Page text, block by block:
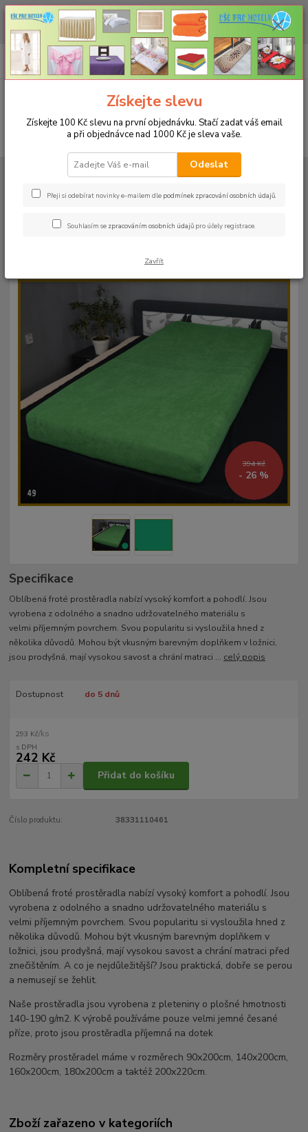
CHCETE NAKOUPIT VĚTŠÍ MNOŽSTVÍ NAŠICH PRODUKTŮ ZA LEPŠÍ
CENU? Klikněte ZDE
CZK
+420 773 794 023
Pondělí-pátek 9-16 hodin
0ks
za0 Kč
PROSTĚRADLA
Froté prostěradla s gumou - 190g/m2 - 45 barev
zelená brčál
Froté prostěradlo 90x200cm -
394 Kč
- 26 %
Specifikace
Oblíbená froté prostěradla nabízí vysoký komfort a pohodlí. Jsou
vyrobena z odolného a snadno udržovatelného materiálu s
velmi příjemným povrchem. Svou popularitu si vysloužila hned z
několika důvodů. Mohou být vkusným barevným doplňkem v ložnici,
jsou prodyšná, mají vysokou savost a chrání matraci ... celý popis
Dostupnost do 5 dnů
293 Kč/ks
242 Kč
Přidat do košíku
Číslo produktu: 38331110461
Kompletní specifikace
Oblíbená froté prostěradla nabízí vysoký komfort a pohodlí. Jsou
vyrobena z odolného a snadno udržovatelného materiálu s
velmi příjemným povrchem. Svou popularitu si vysloužila hned z
několika důvodů. Mohou být vkusným barevným doplňkem v
ložnici, jsou prodyšná, mají vysokou savost a chrání matraci před
znečištěním. A co je nejdůležitější? Jsou praktická, dobře se perou
a nemusejí se žehlit.
Naše prostěradla jsou vyrobena z pleteniny o plošné hmotnosti
140-190 g/m2. K výrobě používáme pouze velmi jemné česané
příze, proto jsou prostěradla příjemná na dotek
Rozměry prostěradel máme v rozměrech 90x200cm, 140x200cm,
160x200cm, 180x200cm a taktéž 200x220cm.
Zboží zařazeno v kategoriích
Získejte slevu
Získejte 100 Kč slevu na první objednávku. Stačí zadat váš email
a při objednávce nad 1000 Kč je sleva vaše.
Odeslat
Přeji si odebírat novinky e-mailem dle podmínek zpracování osobních údajů.
Souhlasím se zpracováním osobních údajů pro účely registrace.
Zavřít